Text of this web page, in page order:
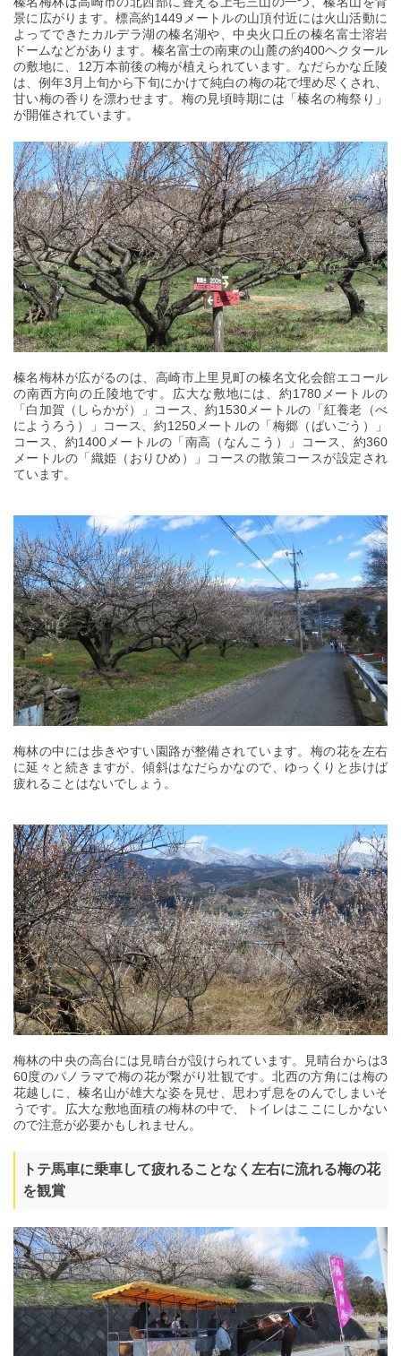
景に広がります。標高約1449メートルの山頂付近には火山活動に
よってできたカルデラ湖の榛名湖や、中央火口丘の榛名富士溶岩
ドームなどがあります。榛名富士の南東の山麓の約400ヘクタール
の敷地に、12万本前後の梅が植えられています。なだらかな丘陵
は、例年3月上旬から下旬にかけて純白の梅の花で埋め尽くされ、
甘い梅の香りを漂わせます。梅の見頃時期には「榛名の梅祭り」
が開催されています。
榛名梅林が広がるのは、高崎市上里見町の榛名文化会館エコール
の南西方向の丘陵地です。広大な敷地には、約1780メートルの
「白加賀（しらかが）」コース、約1530メートルの「紅養老（べ
にようろう）」コース、約1250メートルの「梅郷（ばいごう）」
コース、約1400メートルの「南高（なんこう）」コース、約360
メートルの「織姫（おりひめ）」コースの散策コースが設定され
ています。
梅林の中には歩きやすい園路が整備されています。梅の花を左右
に延々と続きますが、傾斜はなだらかなので、ゆっくりと歩けば
疲れることはないでしょう。
梅林の中央の高台には見晴台が設けられています。見晴台からは3
60度のパノラマで梅の花が繋がり壮観です。北西の方角には梅の
花越しに、榛名山が雄大な姿を見せ、思わず息をのんでしまいそ
うです。広大な敷地面積の梅林の中で、トイレはここにしかない
ので注意が必要かもしれません。
トテ馬車に乗車して疲れることなく左右に流れる梅の花
を観賞